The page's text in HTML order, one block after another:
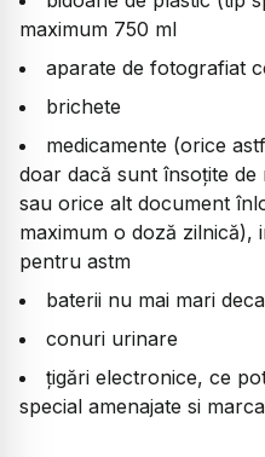
maximum 750 ml
aparate de fotografiat
brichete
medicamente (orice
doar dacă sunt însoțite
sau orice alt document
maximum o doză zilnică),
pentru astm
baterii nu mai mari
conuri urinare
țigări electronice, ce
special amenajate si